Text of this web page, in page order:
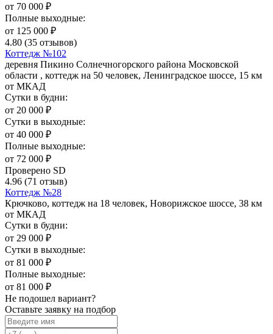
от 70 000 ₽
Полные выходные:
от 125 000 ₽
4.80 (35 отзывов)
Коттедж №102
деревня Пикино Солнечногорского района Московской
области , коттедж на 50 человек, Ленинградское шоссе, 15 км
от МКАД
Сутки в будни:
от 20 000 ₽
Сутки в выходные:
от 40 000 ₽
Полные выходные:
от 72 000 ₽
Проверено SD
4.96 (71 отзыв)
Коттедж №28
Крючково, коттедж на 18 человек, Новорижское шоссе, 38 км
от МКАД
Сутки в будни:
от 29 000 ₽
Сутки в выходные:
от 81 000 ₽
Полные выходные:
от 81 000 ₽
Не подошел вариант?
Оставьте заявку на подбор